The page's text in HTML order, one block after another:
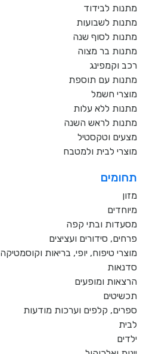
מתנות לבידוד
מתנות לשבועות
מתנות לסוף שנה
מתנות בר מצוה
רכב וקמפינג
מתנות עם תוספת
מוצרי חשמל
מתנות ללא עלות
מתנות לראש השנה
מצעים וטקסטיל
מוצרי לבית ולמטבח
תחומים
מזון
מיוחדים
מסעדות ובתי קפה
פרחים, סידורים ועציצים
מוצרי טיפוח, יופי, בריאות וקוסמטיקה
סדנאות
הרצאות ומופעים
תכשיטים
ספרים, קלפים וערכות מודעות
לבית
ילדים